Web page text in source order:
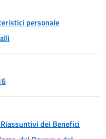
personale
dei Benefici